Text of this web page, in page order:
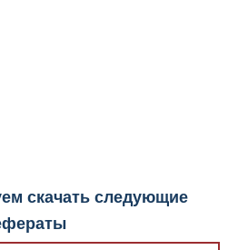
скачать следующие